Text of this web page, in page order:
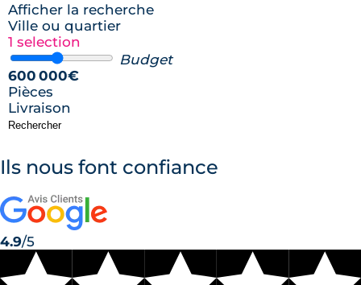
Afficher la recherche
Ville ou quartier
1 selection
Budget
600 000€
Pièces
Livraison
Rechercher
Ils nous font confiance
4.9/5